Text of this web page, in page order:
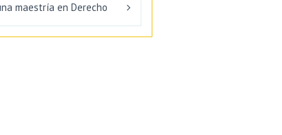
maestría en Derecho